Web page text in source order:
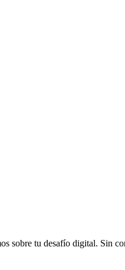
sobre tu desafío digital. Sin